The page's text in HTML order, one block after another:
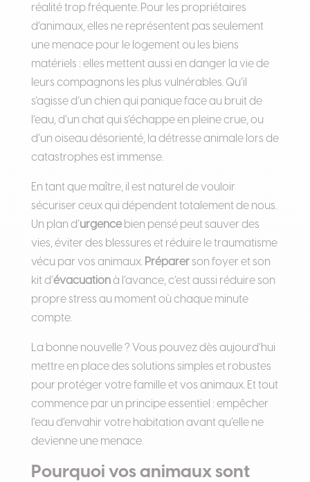
réalité trop fréquente. Pour les propriétaires
d’animaux, elles ne représentent pas seulement
une menace pour le logement ou les biens
matériels : elles mettent aussi en danger la vie de
leurs compagnons les plus vulnérables. Qu’il
s’agisse d’un chien qui panique face au bruit de
l’eau, d’un chat qui s’échappe en pleine crue, ou
d’un oiseau désorienté, la détresse animale lors de
catastrophes est immense.
En tant que maître, il est naturel de vouloir
sécuriser ceux qui dépendent totalement de nous.
Un plan d’urgencebien pensé peut sauver des
vies, éviter des blessures et réduire le traumatisme
vécu par vos animaux. Préparerson foyer et son
kit d’évacuationà l’avance, c’est aussi réduire son
propre stress au moment où chaque minute
compte.
La bonne nouvelle ? Vous pouvez dès aujourd’hui
mettre en place des solutions simples et robustes
pour protéger votre famille et vos animaux. Et tout
commence par un principe essentiel : empêcher
l’eau d’envahir votre habitation avant qu’elle ne
devienne une menace.
Pourquoi vos animaux sont